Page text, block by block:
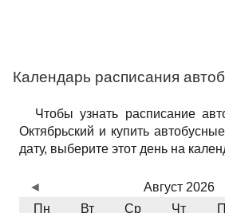
Календарь расписания
Чтобы узнать расписание
Октябрьский и купить
дату, выберите этот день на
Август 2026
Пн
Вт Ср Чт
◄